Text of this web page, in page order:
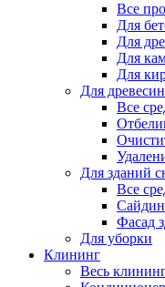
Все
Для
Для
Для
Для
Для
Все
Для зданий
Все
Фасад
Для уборки
Клининг
Весь